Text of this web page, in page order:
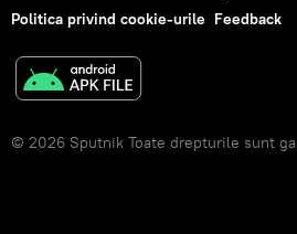
Politica privind cookie-urile Feedback
© 2026 Sputnik Toate drepturile sunt